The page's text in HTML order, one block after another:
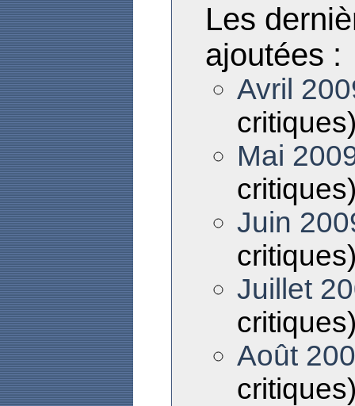
Les
ajoutées :
Avril
Mai
Juin
Juillet
Août